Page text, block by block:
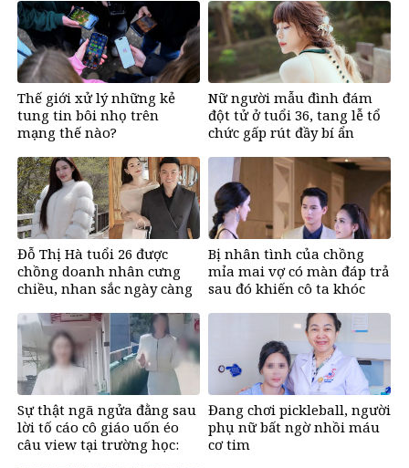
sốt mạng
Thế giới xử lý những kẻ
tung tin bôi nhọ trên
mạng thế nào?
Nữ người mẫu đình đám
đột tử ở tuổi 36, tang lễ tổ
chức gấp rút đầy bí ẩn
Đỗ Thị Hà tuổi 26 được
chồng doanh nhân cưng
chiều, nhan sắc ngày càng
Bị nhân tình của chồng
mỉa mai vợ có màn đáp trả
sau đó khiến cô ta khóc
Sự thật ngã ngửa đằng sau
lời tố cáo cô giáo uốn éo
câu view tại trường học:
Đang chơi pickleball, người
phụ nữ bất ngờ nhồi máu
cơ tim